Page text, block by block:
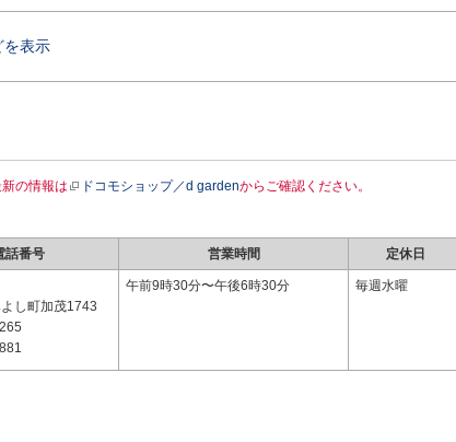
を表示
の情報は ドコモショップ／d gardenからご確認ください。
話番号 営業時間 定休日
し町加茂1743
午前9時30分〜午後6時30分 毎週水曜